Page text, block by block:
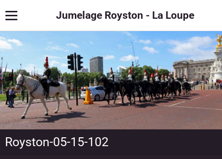
Jumelage Royston - La Loupe
Royston-05-15-102